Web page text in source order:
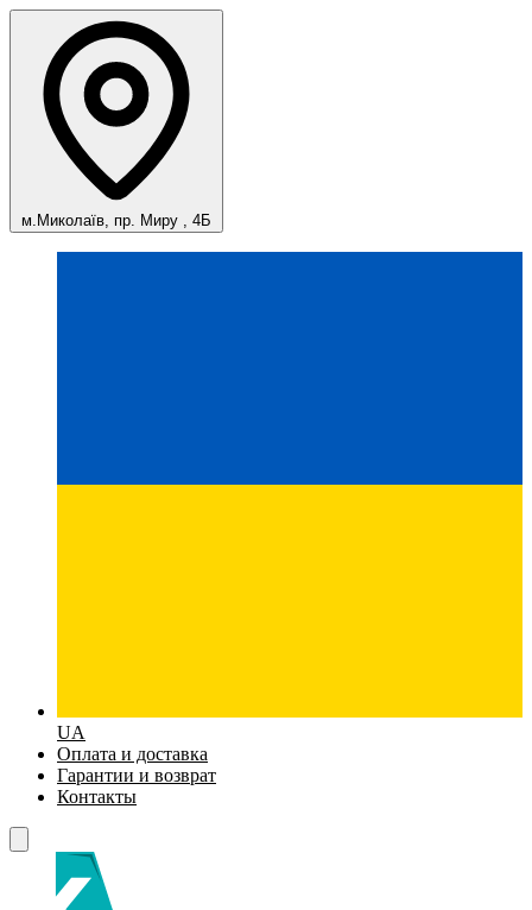
м.Миколаїв, пр. Миру , 4Б
UA
Оплата и доставка
Гарантии и возврат
Контакты